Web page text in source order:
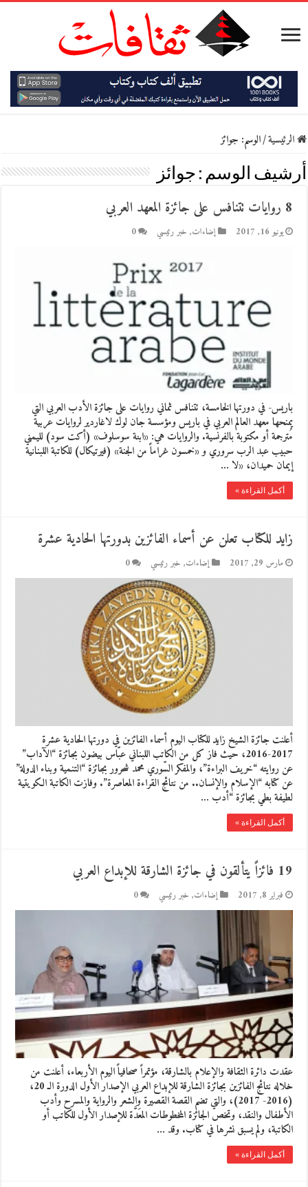
الرئيسية/الوسم: جوائز
أرشيف الوسم : جوائز
8 روايات تتنافس على جائزة المعهد العربي
يونيو 16, 2017 إضاءات, خبر رئيسي 0
باريس- في دورتها الخامسة، تتنافس ثماني روايات على جائزة الأدب العربي التي
يمنحها معهد العالم العربي في باريس ومؤسسة جان لوك لاغاردير لروايات عربية
مُترجمة أو مكتوبة بالفرنسية. والروايات هي: «ابنة سوسلوف» (أكت سود) لليمني
حبيب عبد الرب سروري و «خمسون غراماً من الجنة» (فيرتيكال) للكاتبة اللبنانية
إيمان حميدان، «لا …
أكمل القراءة »
زايد للكتاب تعلن عن أسماء الفائزين بدورتها الحادية عشرة
مارس 29, 2017 إضاءات, خبر رئيسي 0
أعلنت جائزة الشيخ زايد للكتاب اليوم أسماء الفائزين في دورتها الحادية عشرة
2017-2016، حيث فاز كل من الكاتب اللبناني عبّاس بيضون بجائزة “الآداب”
عن روايته “خريف البراءة”، والمفكر السّوري محمد شحرور بجائزة “التنمية وبناء الدولة”
عن كتابه “الإسلام والإنسان.. من نتائج القراءة المعاصرة”. وفازت الكاتبة الكويتية
لطيفة بطي بجائزة “أدب …
أكمل القراءة »
19 فائزاً يتألقون في جائزة الشارقة للإبداع العربي
فبراير 8, 2017 إضاءات, خبر رئيسي 0
عقدت دائرة الثقافة والإعلام بالشارقة، مؤتمراً صحافياً اليوم الأربعاء، أعلنت من
خلاله نتائج الفائزين بجائزة الشارقة للإبداع العربي الإصدار الأول الدورة الـ 20،
(2016- 2017)، والتي تضم القصة القصيرة والشعر والرواية والمسرح وأدب
الأطفال والنقد، وتخص الجائزة المخطوطات المعَدَّة للإصدار الأول للكاتب أو
الكاتبة، ولم يسبق نشرها في كتاب. وقد …
أكمل القراءة »